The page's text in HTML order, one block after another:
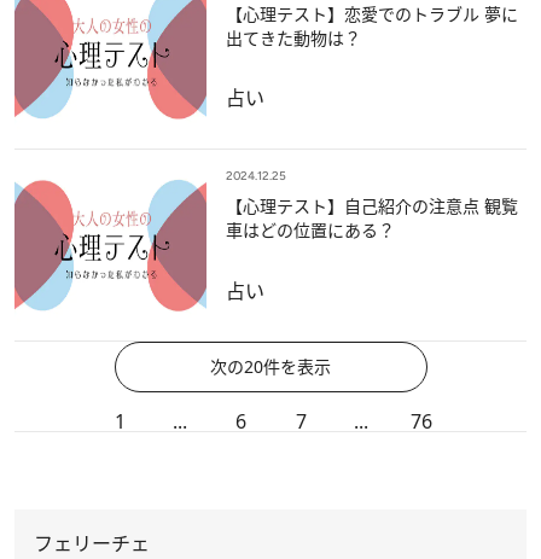
【心理テスト】恋愛でのトラブル 夢に
出てきた動物は？
占い
2024.12.25
【心理テスト】自己紹介の注意点 観覧
車はどの位置にある？
占い
次の20件を表示
1 ... 6 7 ... 76
フェリーチェ